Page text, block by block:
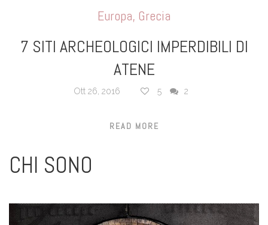
Europa, Grecia
7 SITI ARCHEOLOGICI IMPERDIBILI DI
ATENE
Ott 26, 2016 5 2
READ MORE
CHI SONO